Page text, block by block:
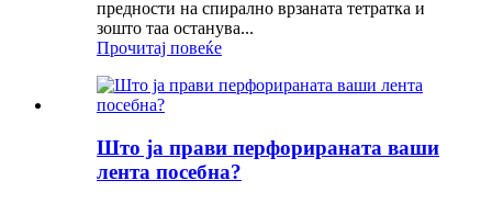
предности на спирално врзаната тетратка и
зошто таа останува...
Прочитај повеќе
Што ја прави перфорираната ваши
лента посебна?